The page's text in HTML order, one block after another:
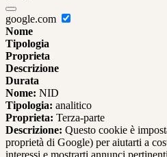
google.com
Nome
Tipologia
Proprieta
Descrizione
Durata
Nome: NID
Tipologia: analitico
Proprieta: Terza-parte
Descrizione: Questo cookie è
proprietà di Google) per aiutarti a
interessi e mostrarti annunci